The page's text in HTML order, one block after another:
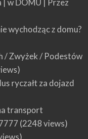
wychodząc z domu?
/ Zwyżek / Podestów
ryczałt za dojazd
transport
(2248 views)